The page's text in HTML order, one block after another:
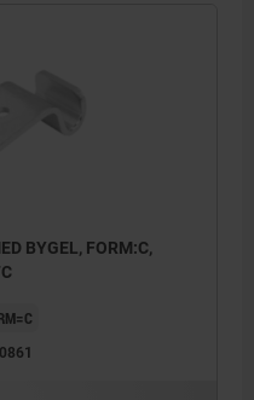
BYGEL, FORM:C,